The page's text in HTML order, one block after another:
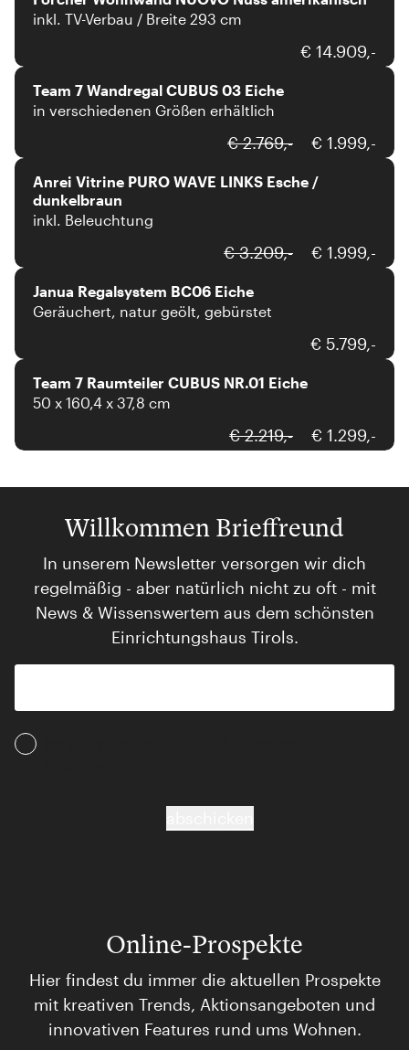
inkl. TV-Verbau / Breite 293 cm
€ 14.909,-
Team 7
Team 7 Wandregal CUBUS 03 Eiche
in verschiedenen Größen erhältlich
€ 2.769,- € 1.999,-
Anrei
Anrei Vitrine PURO WAVE LINKS Esche /
dunkelbraun
inkl. Beleuchtung
€ 3.209,- € 1.999,-
Janua
Janua Regalsystem BC06 Eiche
Geräuchert, natur geölt, gebürstet
€ 5.799,-
Team 7
Team 7 Raumteiler CUBUS NR.01 Eiche
50 x 160,4 x 37,8 cm
€ 2.219,- € 1.299,-
Willkommen Brieffreund
In unserem Newsletter versorgen wir dich
regelmäßig - aber natürlich nicht zu oft - mit
News & Wissenswertem aus dem schönsten
Einrichtungshaus Tirols.
Online-Prospekte
Hier findest du immer die aktuellen Prospekte
mit kreativen Trends, Aktionsangeboten und
innovativen Features rund ums Wohnen.